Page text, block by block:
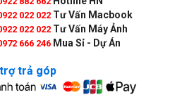
022 022 Tư Vấn Macbook
022 022 Tư Vấn Máy Ảnh
666 246 Mua Sỉ - Dự Án
trả góp